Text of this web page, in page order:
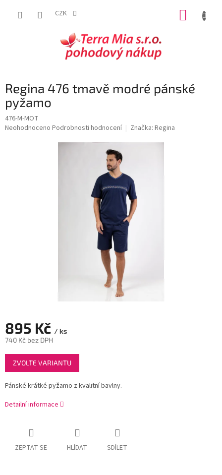
CZK
Regina 476 tmavě modré pánské
pyžamo
476-M-MOT
Průměrné
Neohodnoceno Podrobnosti hodnocení Značka: Regina
895 Kč / ks
740 Kč bez DPH
Měrná
cena:
ZVOLTE VARIANTU
Pánské krátké pyžamo z kvalitní bavlny.
Detailní informace
ZEPTAT SE HLÍDAT SDÍLET